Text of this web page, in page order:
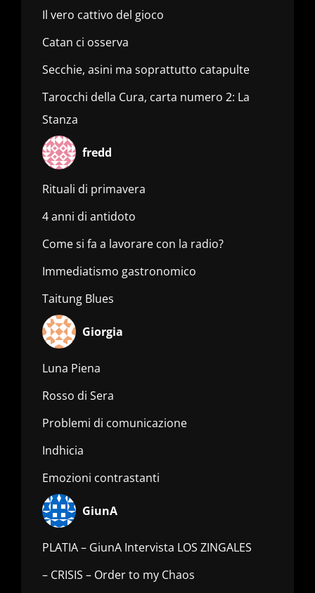
Il vero cattivo del gioco
Catan ci osserva
Secchie, asini ma soprattutto catapulte
Tarocchi della Cura, carta numero 2: La
Stanza
fredd
Rituali di primavera
4 anni di antidoto
Come si fa a lavorare con la radio?
Immediatismo gastronomico
Taitung Blues
Giorgia
Luna Piena
Rosso di Sera
Problemi di comunicazione
Indhicia
Emozioni contrastanti
GiunA
PLATIA – GiunA Intervista LOS ZINGALES
– CRISIS – Order to my Chaos